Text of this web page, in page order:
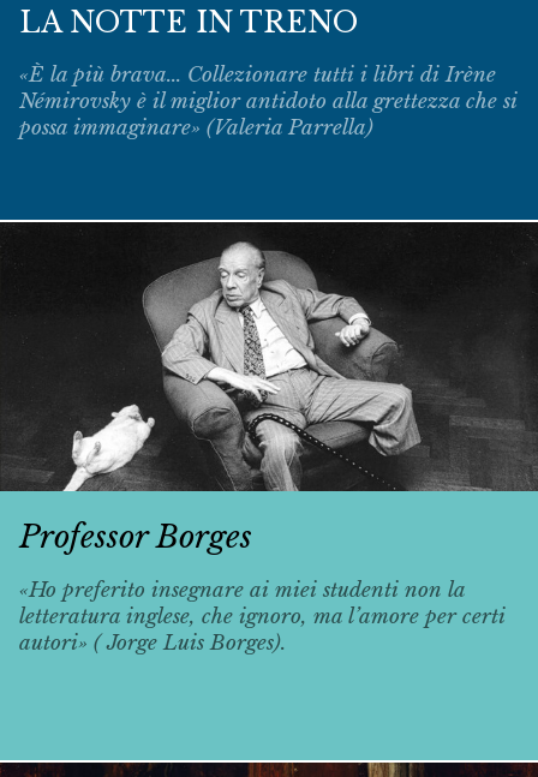
LA NOTTE IN TRENO
«È la più brava... Collezionare tutti i libri di Irène
Némirovsky è il miglior antidoto alla grettezza che si
possa immaginare» (Valeria Parrella)
Professor Borges
«Ho preferito insegnare ai miei studenti non la
letteratura inglese, che ignoro, ma l’amore per certi
autori» ( Jorge Luis Borges).